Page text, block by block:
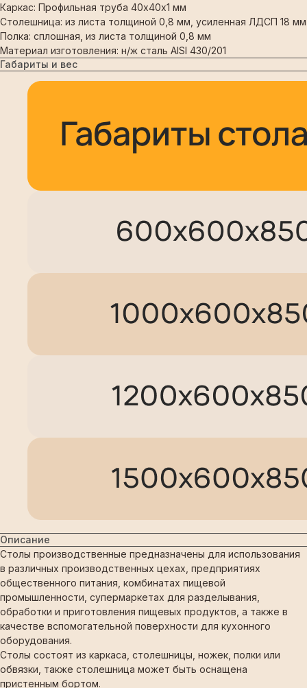
Каркас: Профильная труба 40х40х1 мм
Столешница: из листа толщиной 0,8 мм, усиленная ЛДСП 18 мм
Полка: сплошная, из листа толщиной 0,8 мм
Материал изготовления: н/ж сталь AISI 430/201
Габариты и вес
Описание
Столы производственные предназначены для использования
в различных производственных цехах, предприятиях
общественного питания, комбинатах пищевой
промышленности, супермаркетах для разделывания,
обработки и приготовления пищевых продуктов, а также в
качестве вспомогательной поверхности для кухонного
оборудования.
Столы состоят из каркаса, столешницы, ножек, полки или
обвязки, также столешница может быть оснащена
пристенным бортом.